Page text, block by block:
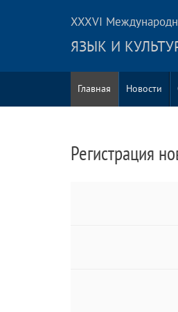
XXXVI
ЯЗЫК И
Главная Новости
Регистрация